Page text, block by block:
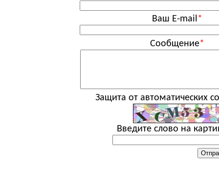
Ваш E-mail*
Сообщение*
Защита от автоматических
Введите слово на